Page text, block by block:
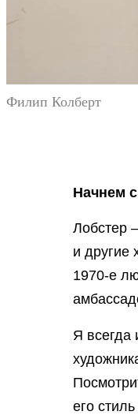
Филип Колберт
Начнем
Лобстер
и другие
1970-е
Я всегда
его